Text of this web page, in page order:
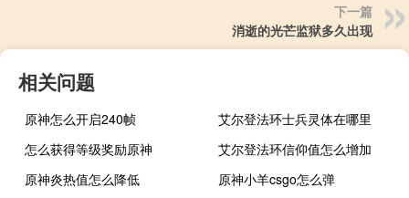
下一篇
消逝的光芒监狱多久出现
相关问题
原神怎么开启240帧
艾尔登法环士兵灵体在哪里
怎么获得等级奖励原神
艾尔登法环信仰值怎么增加
原神炎热值怎么降低
原神小羊csgo怎么弹